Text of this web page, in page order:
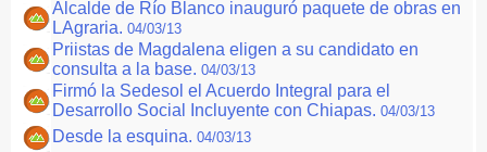
Alcalde de Río Blanco inauguró paquete de obras en
LAgraria. 04/03/13
Priistas de Magdalena eligen a su candidato en
consulta a la base. 04/03/13
Firmó la Sedesol el Acuerdo Integral para el
Desarrollo Social Incluyente con Chiapas. 04/03/13
Desde la esquina. 04/03/13